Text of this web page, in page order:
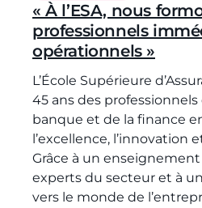
« À l’ESA, nous
professionnels
opérationnels »
L’École Supérieure
45 ans des professionnels
banque et de la finance
l’excellence, l’innovation
Grâce à un
experts du secteur et à
vers le monde de